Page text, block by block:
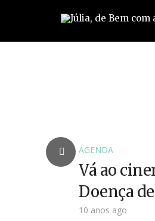
AGENDA
Vá ao
Doença
10 anos ago